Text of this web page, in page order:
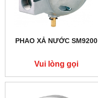
PHAO XẢ NƯỚC SM9200
Vui lòng gọi